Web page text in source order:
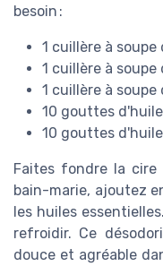
besoin :
1 cuillère à
1 cuillère à soupe
1 cuillère à
10 gouttes
10 gouttes
Faites fondre la cire
bain-marie, ajoutez
les huiles
refroidir. Ce
douce et agréable